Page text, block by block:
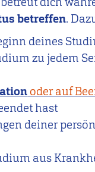
betreffen.
deines
zu jedem
oder auf
hast
deiner
aus